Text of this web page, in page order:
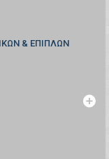
& ΕΠΙΠΛΩΝ